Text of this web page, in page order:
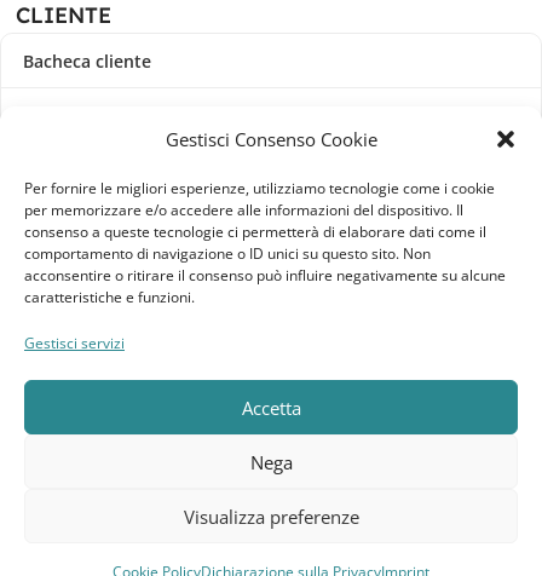
Gestisci Consenso Cookie
Per fornire le migliori esperienze, utilizziamo tecnologie come i cookie
per memorizzare e/o accedere alle informazioni del dispositivo. Il
consenso a queste tecnologie ci permetterà di elaborare dati come il
comportamento di navigazione o ID unici su questo sito. Non
acconsentire o ritirare il consenso può influire negativamente su alcune
caratteristiche e funzioni.
Gestisci servizi
Accetta
Nega
Visualizza preferenze
Cookie PolicyDichiarazione sulla PrivacyImprint
CLIENTE
Bacheca cliente
Indirizzi
Metodi di pagamento
Dettagli account
Lista dei desideri
Realizzato da